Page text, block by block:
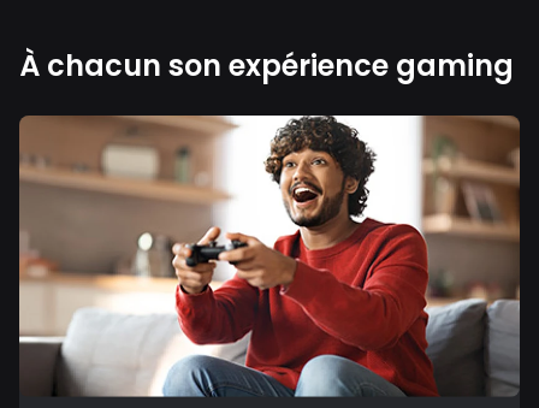
À chacun son expérience gaming